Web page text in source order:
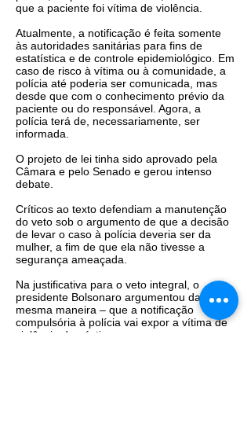
que a paciente foi vítima de violência.
Atualmente, a notificação é feita somente
às autoridades sanitárias para fins de
estatística e de controle epidemiológico. Em
caso de risco à vítima ou à comunidade, a
polícia até poderia ser comunicada, mas
desde que com o conhecimento prévio da
paciente ou do responsável. Agora, a
polícia terá de, necessariamente, ser
informada.
O projeto de lei tinha sido aprovado pela
Câmara e pelo Senado e gerou intenso
debate.
Críticos ao texto defendiam a manutenção
do veto sob o argumento de que a decisão
de levar o caso à polícia deveria ser da
mulher, a fim de que ela não tivesse a
segurança ameaçada.
Na justificativa para o veto integral, o
presidente Bolsonaro argumentou da
mesma maneira – que a notificação
compulsória à polícia vai expor a vítima de
violência doméstica.